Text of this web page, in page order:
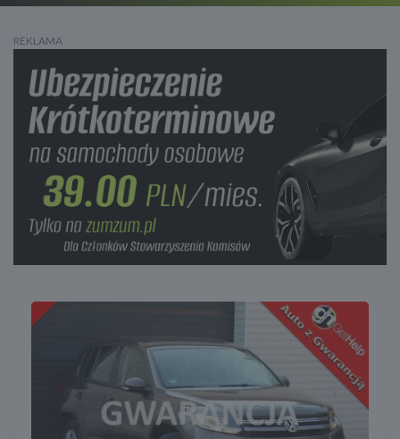
REKLAMA